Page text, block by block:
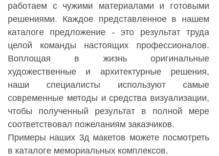
работаем с чужими материалами и готовыми
решениями. Каждое представленное в нашем
каталоге предложение - это результат труда
целой команды настоящих профессионалов.
Воплощая в жизнь оригинальные
художественные и архитектурные решения,
наши специалисты используют самые
современные методы и средства визуализации,
чтобы полученный результат в полной мере
соответствовал пожеланиям заказчиков.
Примеры наших 3д макетов можете посмотреть
в каталоге мемориальных комплексов.